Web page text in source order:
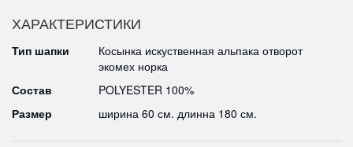
ХАРАКТЕРИСТИКИ
Тип шапки
Косынка искуственная альпака отворот
экомех норка
Состав
POLYESTER 100%
Размер
ширина 60 см. длинна 180 см.